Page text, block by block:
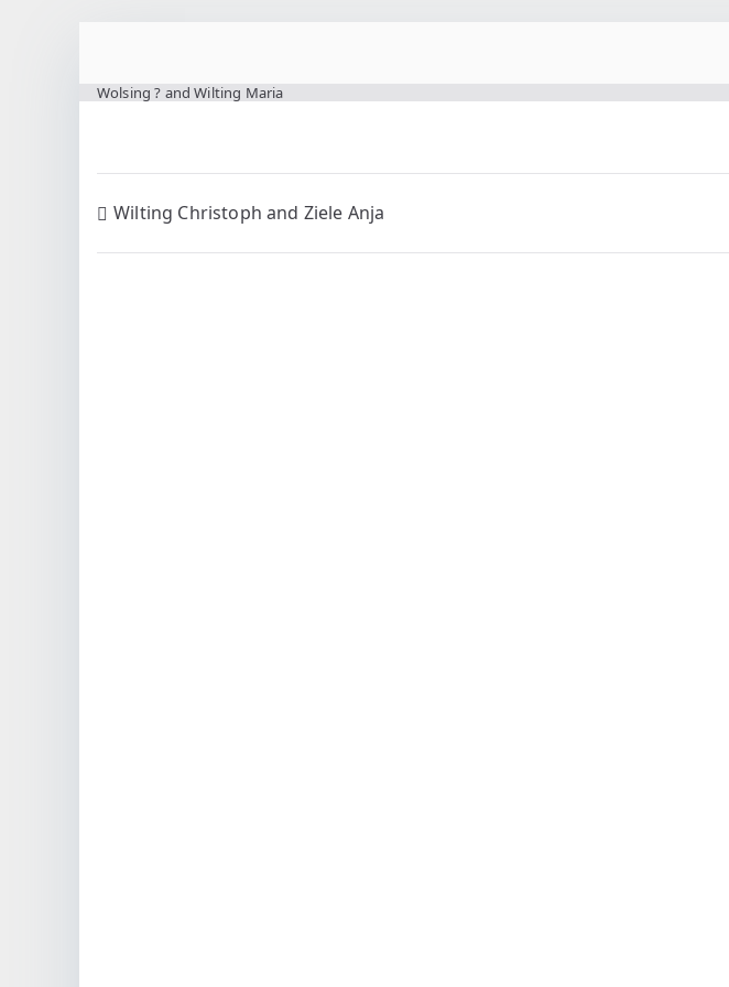
springen
Wolsing ? and Wilting Maria
Beitragsnavigation
Wilting Christoph and Ziele Anja